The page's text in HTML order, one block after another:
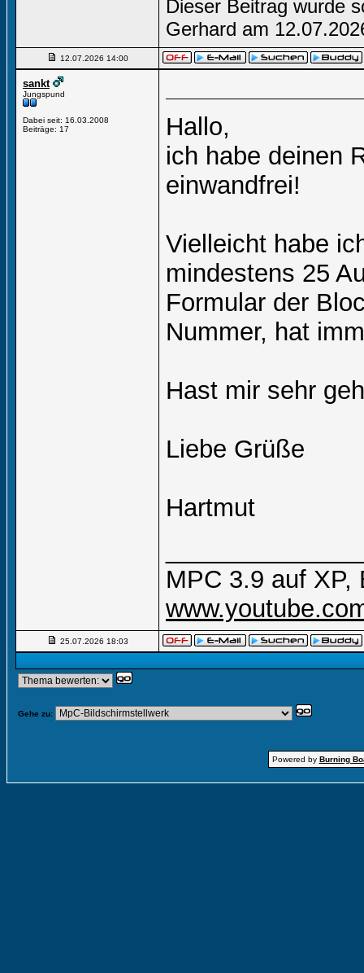
Dieser Beitrag wurde
Gerhard am
12.07.2026 14:00
sankt
Jungspund
Dabei seit: 16.03.2008
Beiträge: 17
Hallo,
ich habe deinen
einwandfrei!
Vielleicht habe
mindestens 25
Formular der
Nummer, hat
Hast mir sehr
Liebe Grüße
Hartmut
MPC 3.9 auf XP,
25.07.2026 18:03
Gehe zu:
Powered by Burning